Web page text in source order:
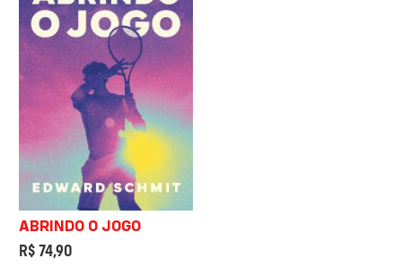
ABRINDO O JOGO
R$ 74,90